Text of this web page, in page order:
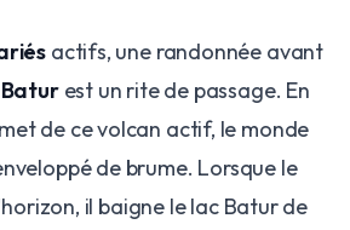
actifs, une randonnée avant
est un rite de passage. En
de ce volcan actif, le monde
de brume. Lorsque le
il baigne le lac Batur de